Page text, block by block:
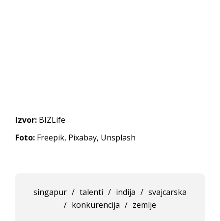
Izvor: BIZLife
Foto: Freepik, Pixabay, Unsplash
singapur / talenti / indija / svajcarska
/ konkurencija / zemlje